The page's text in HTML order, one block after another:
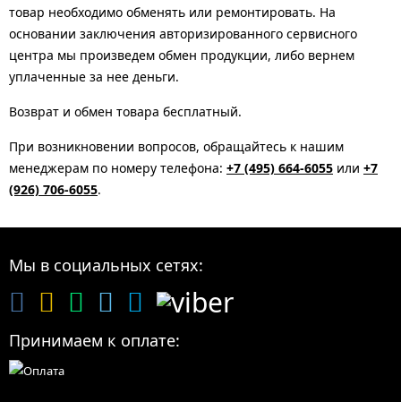
товар необходимо обменять или ремонтировать. На
основании заключения авторизированного сервисного
центра мы произведем обмен продукции, либо вернем
уплаченные за нее деньги.
Возврат и обмен товара бесплатный.
При возникновении вопросов, обращайтесь к нашим
менеджерам по номеру телефона: +7 (495) 664-6055 или +7
(926) 706-6055.
Мы в социальных сетях:
Принимаем к оплате: